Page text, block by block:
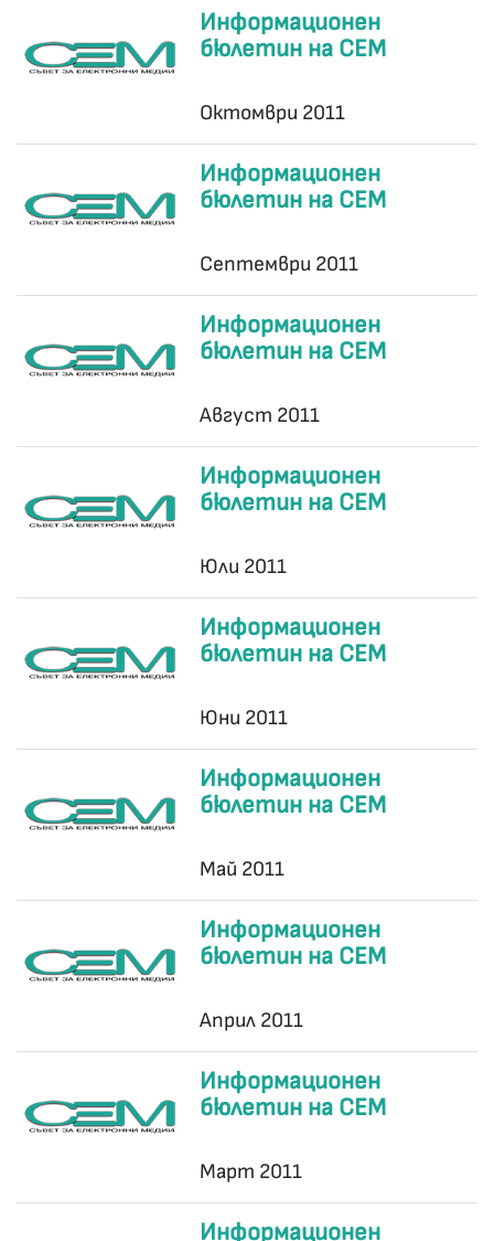
Информационен
бюлетин на СЕМ
Октомври 2011
Информационен
бюлетин на СЕМ
Септември 2011
Информационен
бюлетин на СЕМ
Август 2011
Информационен
бюлетин на СЕМ
Юли 2011
Информационен
бюлетин на СЕМ
Юни 2011
Информационен
бюлетин на СЕМ
Май 2011
Информационен
бюлетин на СЕМ
Април 2011
Информационен
бюлетин на СЕМ
Март 2011
Информационен